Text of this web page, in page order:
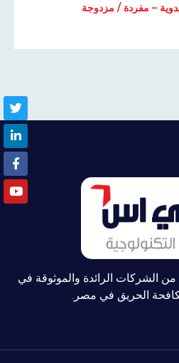
– مفردة / مزدوجة
الشركات الرائدة والموثوقة في
الحريق في مصر.